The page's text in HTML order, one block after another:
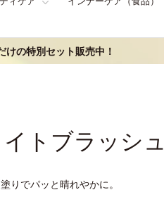
けの特別セット販売中！
トブラッシュ
りでパッと晴れやかに。